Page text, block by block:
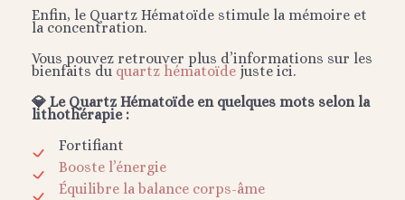
Enfin, le Quartz Hématoïde stimule la mémoire et
la concentration.
Vous pouvez retrouver plus d’informations sur les
bienfaits du quartz hématoïde juste ici.
💎 Le Quartz Hématoïde en quelques mots selon la
lithothérapie :
Fortifiant
Booste l’énergie
Équilibre la balance corps-âme